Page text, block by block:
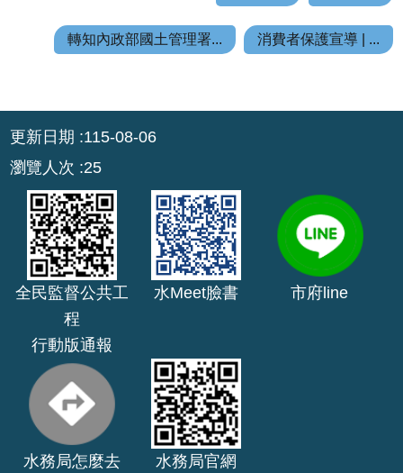
案
件
污
覽
轉知內政部國土管理署... 消費者保護宣導 | ...
更新日期 115-08-06
瀏覽人次
25
全民監督公共工
程
行動版通報
水Meet臉書 市府line
水務局怎麼去
水務局官網